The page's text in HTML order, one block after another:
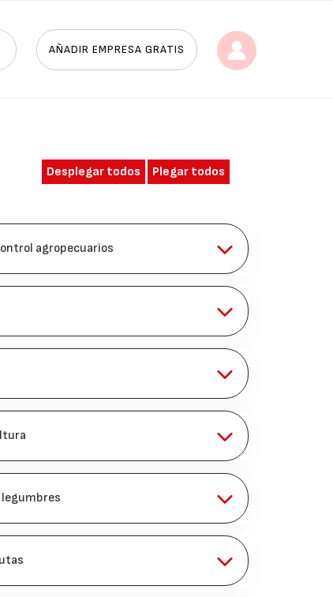
AÑADIR EMPRESA GRATIS
Desplegar todos Plegar todos
agropecuarios